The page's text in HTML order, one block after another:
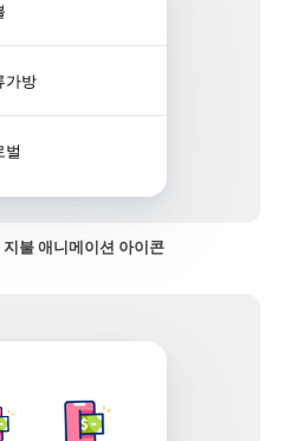
가방
벌
불 애니메이션 아이콘